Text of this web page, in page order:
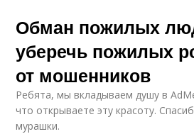
Обман пожилых
уберечь пожилых
от мошенников
Ребята, мы вкладываем душу в
что открываете эту красоту.
мурашки.